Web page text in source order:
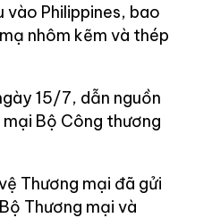
vào Philippines, bao
nhôm kẽm và thép
15/7, dẫn nguồn
Bộ Công thương
Thương mại đã gửi
Thương mại và